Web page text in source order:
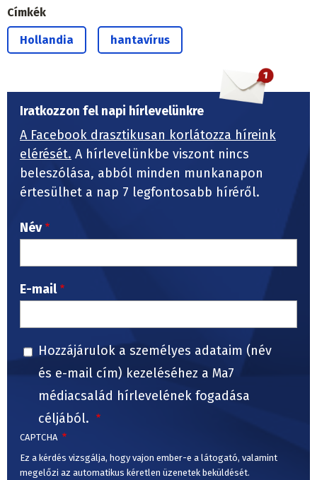
Címkék
Hollandia hantavírus
Iratkozzon fel napi hírlevelünkre
A Facebook drasztikusan korlátozza híreink
elérését. A hírlevelünkbe viszont nincs
beleszólása, abból minden munkanapon
értesülhet a nap 7 legfontosabb híréről.
Név
E-mail
Hozzájárulok a személyes adataim (név
és e-mail cím) kezeléséhez a Ma7
médiacsalád hírlevelének fogadása
céljából.
CAPTCHA
Ez a kérdés vizsgálja, hogy vajon ember-e a látogató, valamint
megelőzi az automatikus kéretlen üzenetek beküldését.